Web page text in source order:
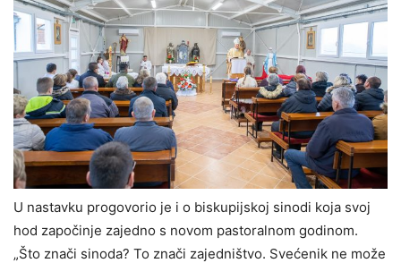
U nastavku progovorio je i o biskupijskoj sinodi koja svoj
hod započinje zajedno s novom pastoralnom godinom.
„Što znači sinoda? To znači zajedništvo. Svećenik ne može